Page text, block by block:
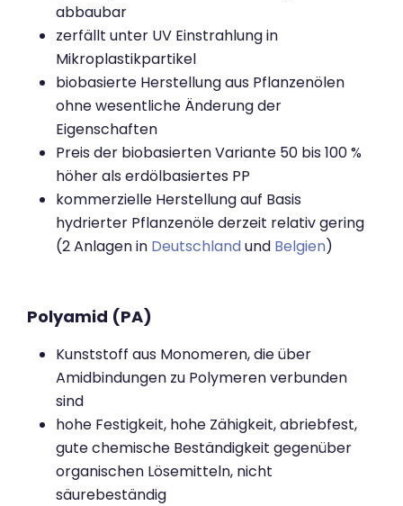
abbaubar
zerfällt unter UV Einstrahlung in
Mikroplastikpartikel
biobasierte Herstellung aus Pflanzenölen
ohne wesentliche Änderung der
Eigenschaften
Preis der biobasierten Variante 50 bis 100 %
höher als erdölbasiertes PP
kommerzielle Herstellung auf Basis
hydrierter Pflanzenöle derzeit relativ gering
(2 Anlagen in Deutschlandund Belgien)
Polyamid (PA)
Kunststoff aus Monomeren, die über
Amidbindungen zu Polymeren verbunden
sind
hohe Festigkeit, hohe Zähigkeit, abriebfest,
gute chemische Beständigkeit gegenüber
organischen Lösemitteln, nicht
säurebeständig